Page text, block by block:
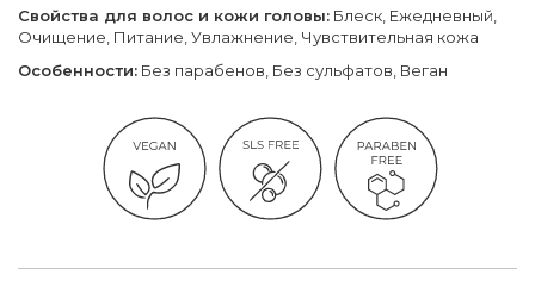
Свойства для волос и кожи головы: Блеск, Ежедневный,
Очищение, Питание, Увлажнение, Чувствительная кожа
Особенности: Без парабенов, Без сульфатов, Веган